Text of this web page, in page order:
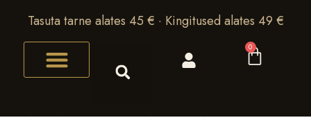
Tasuta tarne alates 45 € · Kingitused alates 49 €
0